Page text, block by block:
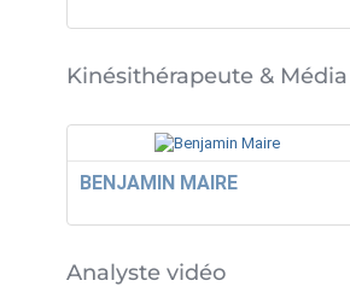
Kinésithérapeute & Média
BENJAMIN MAIRE
Analyste vidéo